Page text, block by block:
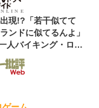
現!?「若干似てて
ンドに似てるんよ」
人バイキング・ロ
らった」